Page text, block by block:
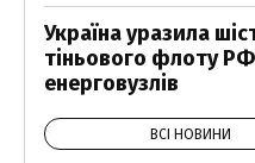
Україна уразила
тіньового флоту РФ
енерговузлів
ВСІ НОВИНИ